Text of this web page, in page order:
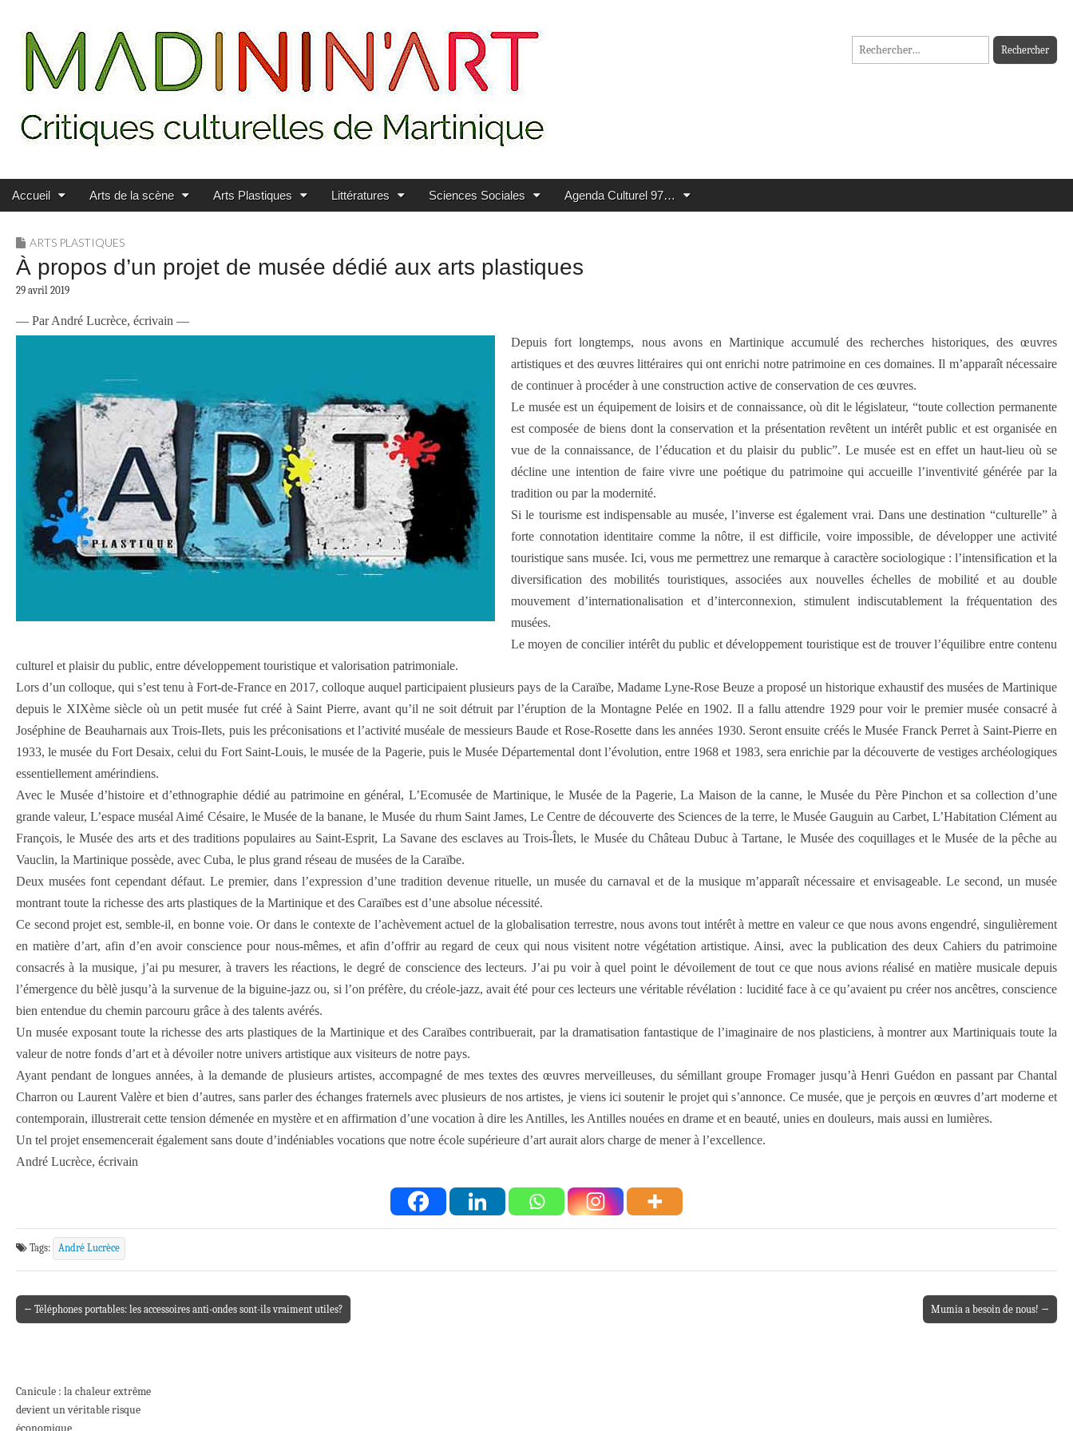
MADININ'ART
Rechercher :
Main menu
Skip to content
Accueil Arts de la scène Arts Plastiques Littératures Sciences Sociales Agenda Culturel 97…
ARTS PLASTIQUES
À propos d’un projet de musée dédié aux arts plastiques
29 avril 2019
— Par André Lucrèce, écrivain —
Depuis fort longtemps, nous avons en Martinique accumulé des recherches historiques, des œuvres
artistiques et des œuvres littéraires qui ont enrichi notre patrimoine en ces domaines. Il m’apparaît nécessaire
de continuer à procéder à une construction active de conservation de ces œuvres.
Le musée est un équipement de loisirs et de connaissance, où dit le législateur, “toute collection permanente
est composée de biens dont la conservation et la présentation revêtent un intérêt public et est organisée en
vue de la connaissance, de l’éducation et du plaisir du public”. Le musée est en effet un haut-lieu où se
décline une intention de faire vivre une poétique du patrimoine qui accueille l’inventivité générée par la
tradition ou par la modernité.
Si le tourisme est indispensable au musée, l’inverse est également vrai. Dans une destination “culturelle” à
forte connotation identitaire comme la nôtre, il est difficile, voire impossible, de développer une activité
touristique sans musée. Ici, vous me permettrez une remarque à caractère sociologique : l’intensification et la
diversification des mobilités touristiques, associées aux nouvelles échelles de mobilité et au double
mouvement d’internationalisation et d’interconnexion, stimulent indiscutablement la fréquentation des
musées.
Le moyen de concilier intérêt du public et développement touristique est de trouver l’équilibre entre contenu
culturel et plaisir du public, entre développement touristique et valorisation patrimoniale.
Lors d’un colloque, qui s’est tenu à Fort-de-France en 2017, colloque auquel participaient plusieurs pays de la Caraïbe, Madame Lyne-Rose Beuze a proposé un historique exhaustif des musées de Martinique
depuis le XIXème siècle où un petit musée fut créé à Saint Pierre, avant qu’il ne soit détruit par l’éruption de la Montagne Pelée en 1902. Il a fallu attendre 1929 pour voir le premier musée consacré à
Joséphine de Beauharnais aux Trois-Ilets, puis les préconisations et l’activité muséale de messieurs Baude et Rose-Rosette dans les années 1930. Seront ensuite créés le Musée Franck Perret à Saint-Pierre en
1933, le musée du Fort Desaix, celui du Fort Saint-Louis, le musée de la Pagerie, puis le Musée Départemental dont l’évolution, entre 1968 et 1983, sera enrichie par la découverte de vestiges archéologiques
essentiellement amérindiens.
Avec le Musée d’histoire et d’ethnographie dédié au patrimoine en général, L’Ecomusée de Martinique, le Musée de la Pagerie, La Maison de la canne, le Musée du Père Pinchon et sa collection d’une
grande valeur, L’espace muséal Aimé Césaire, le Musée de la banane, le Musée du rhum Saint James, Le Centre de découverte des Sciences de la terre, le Musée Gauguin au Carbet, L’Habitation Clément au
François, le Musée des arts et des traditions populaires au Saint-Esprit, La Savane des esclaves au Trois-Îlets, le Musée du Château Dubuc à Tartane, le Musée des coquillages et le Musée de la pêche au
Vauclin, la Martinique possède, avec Cuba, le plus grand réseau de musées de la Caraïbe.
Deux musées font cependant défaut. Le premier, dans l’expression d’une tradition devenue rituelle, un musée du carnaval et de la musique m’apparaît nécessaire et envisageable. Le second, un musée
montrant toute la richesse des arts plastiques de la Martinique et des Caraïbes est d’une absolue nécessité.
Ce second projet est, semble-il, en bonne voie. Or dans le contexte de l’achèvement actuel de la globalisation terrestre, nous avons tout intérêt à mettre en valeur ce que nous avons engendré, singulièrement
en matière d’art, afin d’en avoir conscience pour nous-mêmes, et afin d’offrir au regard de ceux qui nous visitent notre végétation artistique. Ainsi, avec la publication des deux Cahiers du patrimoine
consacrés à la musique, j’ai pu mesurer, à travers les réactions, le degré de conscience des lecteurs. J’ai pu voir à quel point le dévoilement de tout ce que nous avions réalisé en matière musicale depuis
l’émergence du bèlè jusqu’à la survenue de la biguine-jazz ou, si l’on préfère, du créole-jazz, avait été pour ces lecteurs une véritable révélation : lucidité face à ce qu’avaient pu créer nos ancêtres, conscience
bien entendue du chemin parcouru grâce à des talents avérés.
Un musée exposant toute la richesse des arts plastiques de la Martinique et des Caraïbes contribuerait, par la dramatisation fantastique de l’imaginaire de nos plasticiens, à montrer aux Martiniquais toute la
valeur de notre fonds d’art et à dévoiler notre univers artistique aux visiteurs de notre pays.
Ayant pendant de longues années, à la demande de plusieurs artistes, accompagné de mes textes des œuvres merveilleuses, du sémillant groupe Fromager jusqu’à Henri Guédon en passant par Chantal
Charron ou Laurent Valère et bien d’autres, sans parler des échanges fraternels avec plusieurs de nos artistes, je viens ici soutenir le projet qui s’annonce. Ce musée, que je perçois en œuvres d’art moderne et
contemporain, illustrerait cette tension démenée en mystère et en affirmation d’une vocation à dire les Antilles, les Antilles nouées en drame et en beauté, unies en douleurs, mais aussi en lumières.
Un tel projet ensemencerait également sans doute d’indéniables vocations que notre école supérieure d’art aurait alors charge de mener à l’excellence.
André Lucrèce, écrivain
Tags: André Lucrèce
Post navigation
← Téléphones portables: les accessoires anti-ondes sont-ils vraiment utiles? Mumia a besoin de nous! →
Canicule : la chaleur extrême
devient un véritable risque
économique